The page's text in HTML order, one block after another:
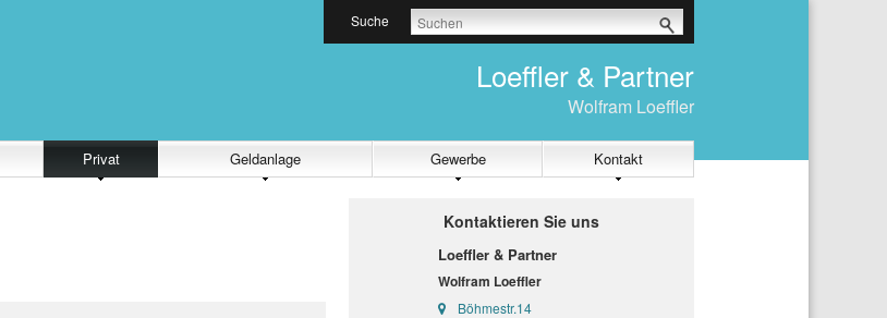
Suche
Loeffler & Partner
Wolfram Loeffler
Privat Geldanlage Gewerbe Kontakt
Kontaktieren Sie uns
Loeffler & Partner
Wolfram Loeffler
Böhmestr.14